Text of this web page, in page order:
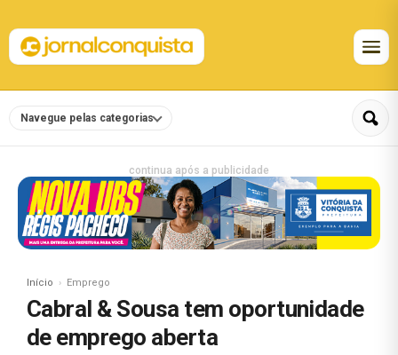
Navegue pelas categorias
continua após a publicidade
Início Emprego
Cabral & Sousa tem oportunidade
de emprego aberta